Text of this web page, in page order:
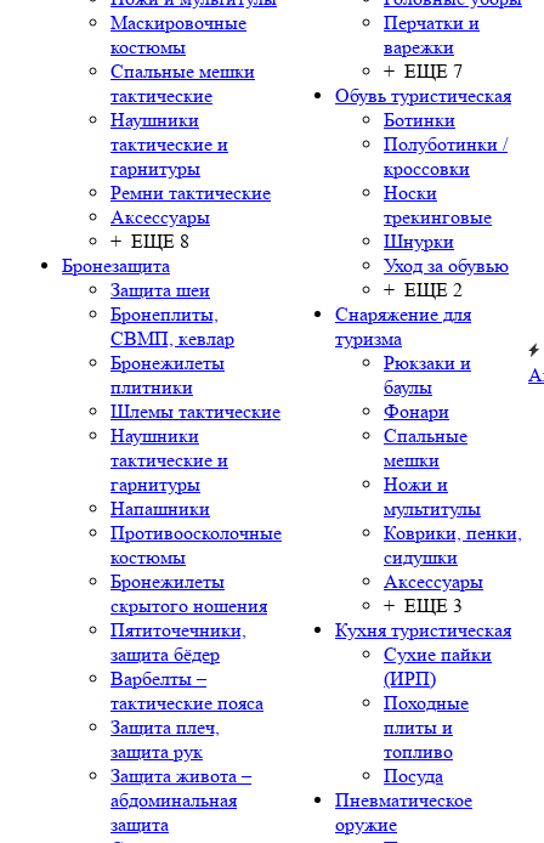
Маскировочные
костюмы
Спальные мешки
тактические
Наушники
тактические и
гарнитуры
Ремни тактические
Аксессуары
+ ЕЩЕ 8
Бронезащита
Защита шеи
Бронеплиты,
СВМП, кевлар
Бронежилеты
плитники
Шлемы тактические
Наушники
тактические и
гарнитуры
Напашники
Противоосколочные
костюмы
Бронежилеты
скрытого ношения
Пятиточечники,
защита бёдер
Варбелты –
тактические пояса
Защита плеч,
защита рук
Защита живота –
абдоминальная
защита
Перчатки и
варежки
+ ЕЩЕ 7
Обувь туристическая
Ботинки
Полуботинки /
кроссовки
Носки
трекинговые
Шнурки
Уход за обувью
+ ЕЩЕ 2
Снаряжение для
туризма
Рюкзаки и
баулы
Фонари
Спальные
мешки
Ножи и
мультитулы
Коврики, пенки,
сидушки
Аксессуары
+ ЕЩЕ 3
Кухня туристическая
Сухие пайки
(ИРП)
Походные
плиты и
топливо
Посуда
Пневматическое
оружие